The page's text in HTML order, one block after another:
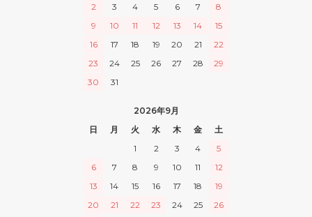
2
3 4 5 6 7
8
9
10 11 12 13 14
15
16
17 18 19 20 21
22
23
24 25 26 27 28
29
30
31
2026年9月
日
月 火 水 木 金
土
1
2 3 4
5
6
7 8 9 10 11
12
13
14 15 16 17 18
19
20
21 22 23 24 25
26